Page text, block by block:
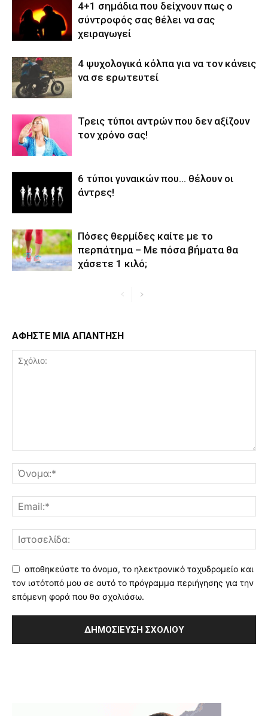
4+1 σημάδια που δείχνουν πως ο
σύντροφός σας θέλει να σας
χειραγωγεί
4 ψυχολογικά κόλπα για να τον κάνεις
να σε ερωτευτεί
Τρεις τύποι αντρών που δεν αξίζουν
τον χρόνο σας!
6 τύποι γυναικών που… θέλουν οι
άντρες!
Πόσες θερμίδες καίτε με το
περπάτημα – Με πόσα βήματα θα
χάσετε 1 κιλό;
ΑΦΗΣΤΕ ΜΙΑ ΑΠΑΝΤΗΣΗ
αποθηκεύστε το όνομα, το ηλεκτρονικό ταχυδρομείο και
τον ιστότοπό μου σε αυτό το πρόγραμμα περιήγησης για την
επόμενη φορά που θα σχολιάσω.